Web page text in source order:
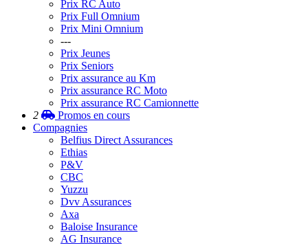
Prix RC Auto
Prix Full Omnium
Prix Mini Omnium
---
Prix Jeunes
Prix Seniors
Prix assurance au Km
Prix assurance RC Moto
Prix assurance RC Camionnette
2
Promos en cours
Compagnies
Belfius Direct Assurances
Ethias
P&V
CBC
Yuzzu
Dvv Assurances
Axa
Baloise Insurance
AG Insurance